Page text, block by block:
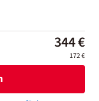
344 €
172 €